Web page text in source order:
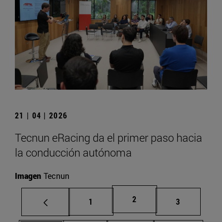
21 | 04 | 2026
Tecnun eRacing da el primer paso hacia
la conducción autónoma
Imagen Tecnun
Página
1 Página
2 Página
3